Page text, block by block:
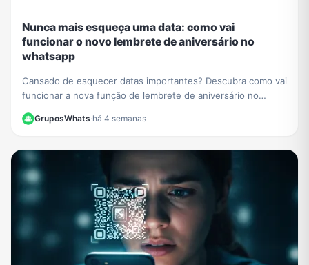
Nunca mais esqueça uma data: como vai
funcionar o novo lembrete de aniversário no
whatsapp
Cansado de esquecer datas importantes? Descubra como vai
funcionar a nova função de lembrete de aniversário no
WhatsApp e nunca mais perca uma comemoração.
GruposWhats·há 4 semanas